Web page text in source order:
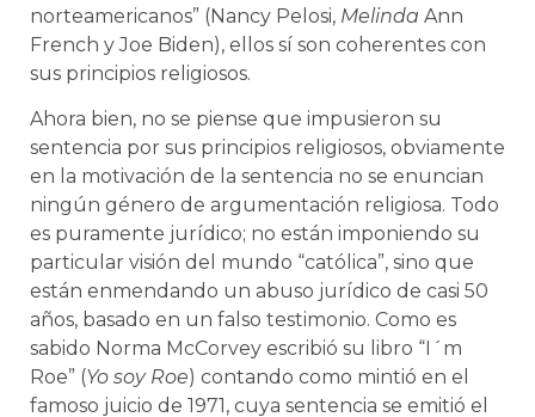
norteamericanos” (Nancy Pelosi, Melinda Ann
French y Joe Biden), ellos sí son coherentes con
sus principios religiosos.
Ahora bien, no se piense que impusieron su
sentencia por sus principios religiosos, obviamente
en la motivación de la sentencia no se enuncian
ningún género de argumentación religiosa. Todo
es puramente jurídico; no están imponiendo su
particular visión del mundo “católica”, sino que
están enmendando un abuso jurídico de casi 50
años, basado en un falso testimonio. Como es
sabido Norma McCorvey escribió su libro “I´m
Roe” (Yo soy Roe) contando como mintió en el
famoso juicio de 1971, cuya sentencia se emitió el